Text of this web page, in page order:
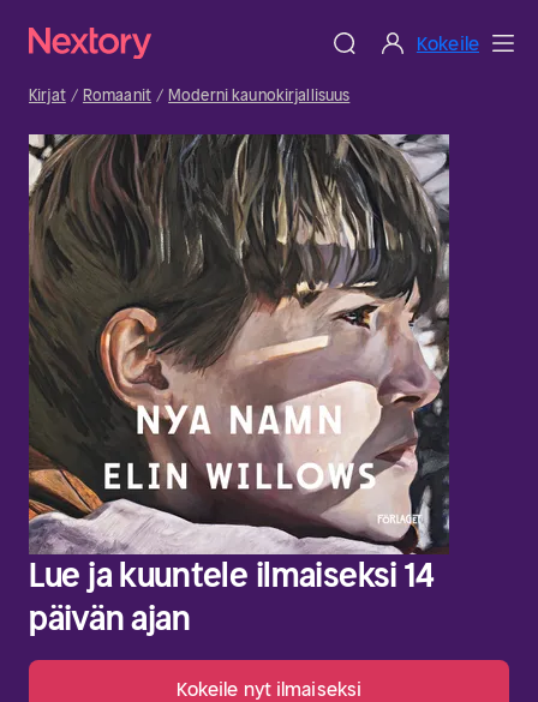
Kokeile
Kirjat Romaanit Moderni kaunokirjallisuus
Lue ja kuuntele ilmaiseksi 14
päivän ajan
Kokeile nyt ilmaiseksi